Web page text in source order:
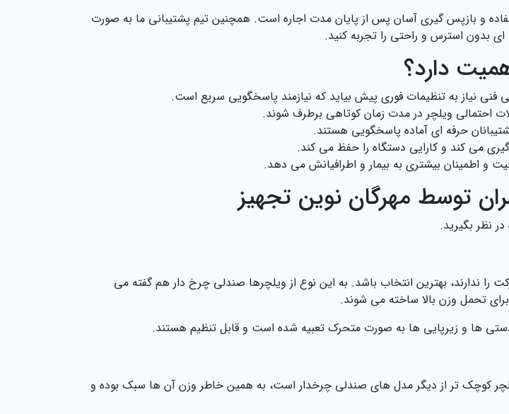
و بازپس‌ گیری آسان پس از پایان مدت اجاره است. همچنین تیم پشتیبانی ما به صورت
نیاز به تنظیمات فوری پیش بیاید که نیازمند پاسخگویی سریع است.
حرفه‌ ای آماده پاسخگویی هستند.
می کند و کارایی دستگاه را حفظ می‌ کند.
توسط مهرگان نوین تجهیز
نظر بگیرید.
را ندارند، بهترین انتخاب باشد. به این نوع از ویلچرها صندلی چرخ دار هم گفته می
تحمل وزن بالا ساخته می شوند.
ها و زیرپایی ها به صورت متحرک تعبیه شده است و قابل تنظیم هستند.
کوچک تر از دیگر مدل های صندلی چرخدار است، به همین خاطر وزن آن ها سبک بوده و